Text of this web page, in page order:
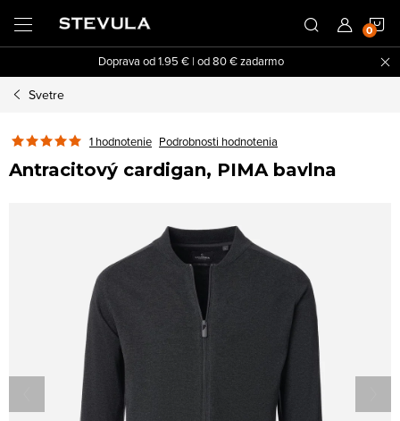
obsah
Doprava od 1.95 € | od 80 € zadarmo
Svetre
1 hodnotenie Podrobnosti hodnotenia
Antracitový cardigan, PIMA bavlna